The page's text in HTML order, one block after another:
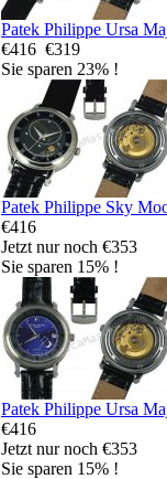
Patek Philippe Ursa
€416 €319
Sie sparen 23% !
Patek Philippe Sky
€416
Jetzt nur noch €353
Sie sparen 15% !
Patek Philippe Ursa
€416
Jetzt nur noch €353
Sie sparen 15% !